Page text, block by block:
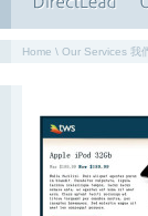
Home \ Our Services 我